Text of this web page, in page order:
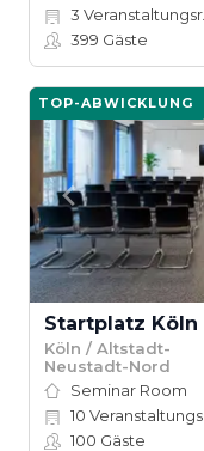
3 Veranstaltungsräume
399 Gäste
TOP-ABWICKLUNG
Startplatz Köln
Köln / Altstadt-
Neustadt-Nord
Seminar Room
10 Veranstaltungsräume
100 Gäste